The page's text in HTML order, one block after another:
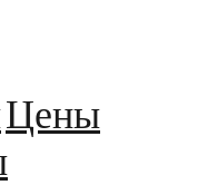
Цены